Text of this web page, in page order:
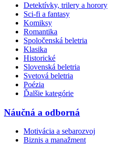
Detektívky, trilery a horory
Sci-fi a fantasy
Komiksy
Romantika
Spoločenská beletria
Klasika
Historické
Slovenská beletria
Svetová beletria
Poézia
Ďalšie kategórie
Náučná a odborná
Motivácia a sebarozvoj
Biznis a manažment